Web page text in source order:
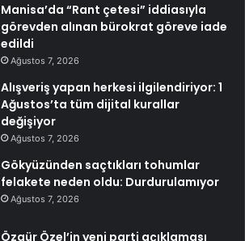
Manisa’da “Rant çetesi” iddiasıyla
görevden alınan bürokrat göreve iade
edildi
Ağustos 7, 2026
Alışveriş yapan herkesi ilgilendiriyor: 1
Ağustos’ta tüm dijital kurallar
değişiyor
Ağustos 7, 2026
Gökyüzünden saçtıkları tohumlar
felakete neden oldu: Durdurulamıyor
Ağustos 7, 2026
Özgür Özel’in yeni parti açıklaması